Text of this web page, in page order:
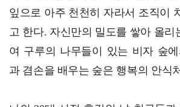
잎으로 아주 천천히 자라서 조직이
고 한다. 자신만의 밀도를 쌓아 올리
여 구루의 나무들이 있는 비자 숲
과 겸손을 배우는 숲은 행복의 안식